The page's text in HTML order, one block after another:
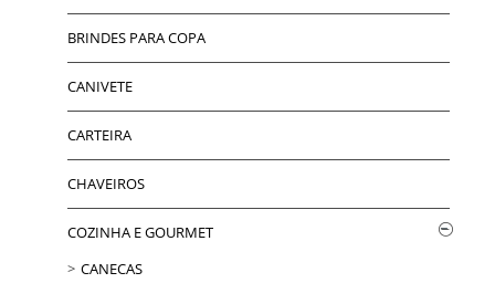
BRINDES PARA COPA
CANIVETE
CARTEIRA
CHAVEIROS
COZINHA E GOURMET
CANECAS